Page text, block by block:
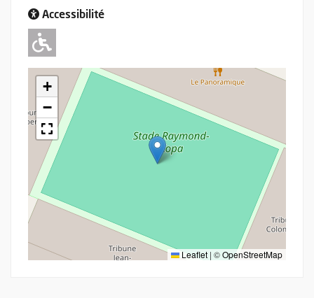
Accessibilité
Adapté pour l'handicap Moteur
+
−
Leaflet | ©OpenStreetMap